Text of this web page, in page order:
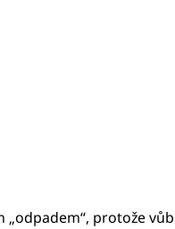
„odpadem“, protože